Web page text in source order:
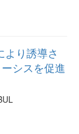
より誘導さ
シスを促進